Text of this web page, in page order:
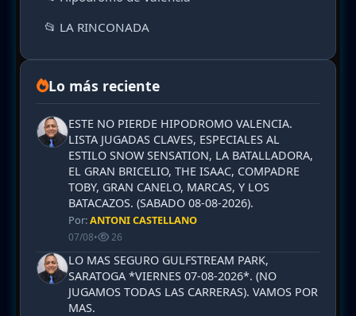
📂 LA RINCONADA
Lo más reciente
ESTE NO PIERDE HIPODROMO VALENCIA.
LISTA JUGADAS CLAVES, ESPECIALES AL
ESTILO SNOW SENSATION, LA BATALLADORA,
EL GRAN BRICELIO, THE ISAAC, COMPADRE
TOBY, GRAN CANELO, MARCAS, Y LOS
BATACAZOS. (SABADO 08-08-2026).
Por:ANTONI CASTELLANO
07/08• 26
LO MAS SEGURO GULFSTREAM PARK,
SARATOGA *VIERNES 07-08-2026*. (NO
JUGAMOS TODAS LAS CARRERAS). VAMOS POR
MAS.